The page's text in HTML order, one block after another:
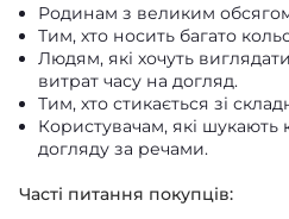
Родинам з великим
Тим, хто носить багато
Людям, які хочуть
витрат часу на догляд.
Тим, хто стикається зі
Користувачам, які
догляду за речами.
Часті питання покупців: